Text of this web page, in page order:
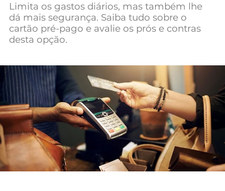
Negócios
Mundial 2026
Limita os gastos diários, mas também lhe
dá mais segurança. Saiba tudo sobre o
cartão pré-pago e avalie os prós e contras
desta opção.